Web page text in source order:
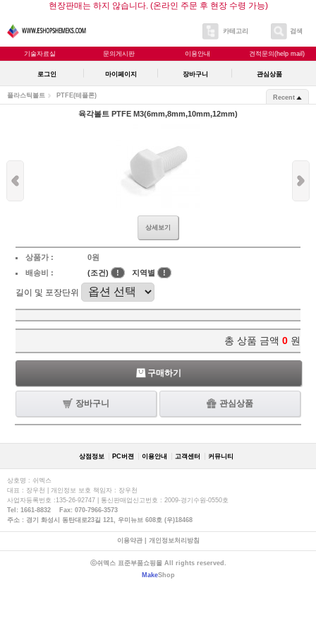
현장판매는 하지 않습니다. (온라인 주문 후 현장 수령 가능)
카테고리 검색
기술자료실 문의게시판 이용안내 견적문의(help mail)
로그인 마이페이지 장바구니 관심상품
플라스틱볼트 PTFE(테플론) Recent
육각볼트 PTFE M3(6mm,8mm,10mm,12mm)
상세보기
상품가 :
0원
배송비 :
(조건) ! 지역별 !
길이 및 포장단위
총 상품 금액 0 원
구매하기
장바구니 관심상품
상점정보 PC버젼 이용안내 고객센터 커뮤니티
상호명 : 쉬멕스
대표 : 장우천 | 개인정보 보호 책임자 : 장우천
사업자등록번호 :135-26-92747 | 통신판매업신고번호 : 2009-경기수원-0550호
Tel: 1661-8832 Fax: 070-7966-3573
주소 : 경기 화성시 동탄대로23길 121, 우미뉴브 608호 (우)18468
이용약관| 개인정보처리방침
ⓒ쉬멕스 표준부품쇼핑몰 All rights reserved.
MakeShop